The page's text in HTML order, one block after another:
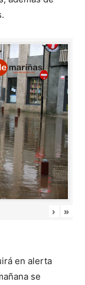
› »
en alerta
se